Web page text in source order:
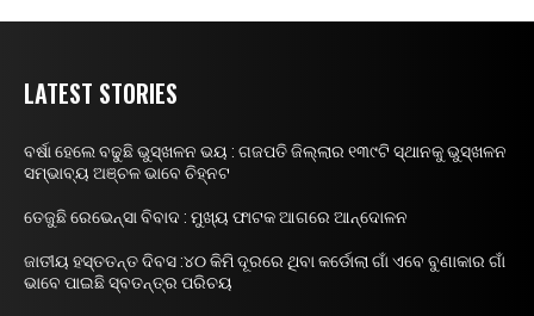
LATEST STORIES
ବର୍ଷା ହେଲେ ବଢୁଛି ଭୁସ୍ଖଳନ ଭୟ : ଗଜପତି ଜିଲ୍ଲାର ୧୩୯ଟି ସ୍ଥାନକୁ ଭୁସ୍ଖଳନ
ସମ୍ଭାବ୍ୟ ଅଞ୍ଚଳ ଭାବେ ଚିହ୍ନଟ
ତେଜୁଛି ରେଭେନ୍ସା ବିବାଦ : ମୁଖ୍ୟ ଫାଟକ ଆଗରେ ଆନ୍ଦୋଳନ
ଜାତୀୟ ହସ୍ତତନ୍ତ ଦିବସ :୪୦ କିମି ଦୂରରେ ଥିବା କର୍ଡୋଲା ଗାଁ ଏବେ ବୁଣାକାର ଗାଁ
ଭାବେ ପାଇଛି ସ୍ବତନ୍ତ୍ର ପରିଚୟ